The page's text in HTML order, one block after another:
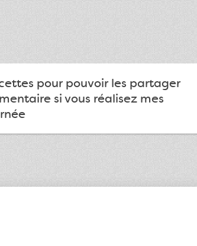
pour pouvoir les partager
si vous réalisez mes